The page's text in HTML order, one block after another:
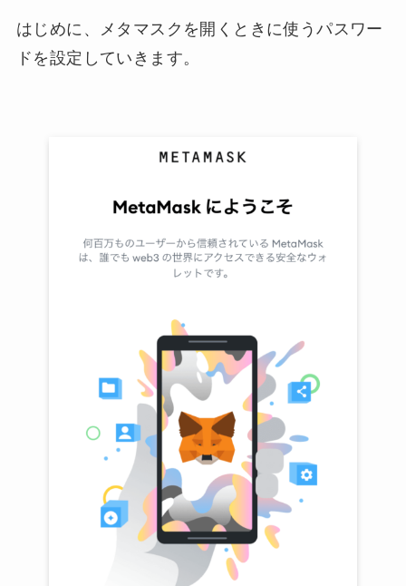
はじめに、メタマスクを開くときに使うパスワー
ドを設定していきます。